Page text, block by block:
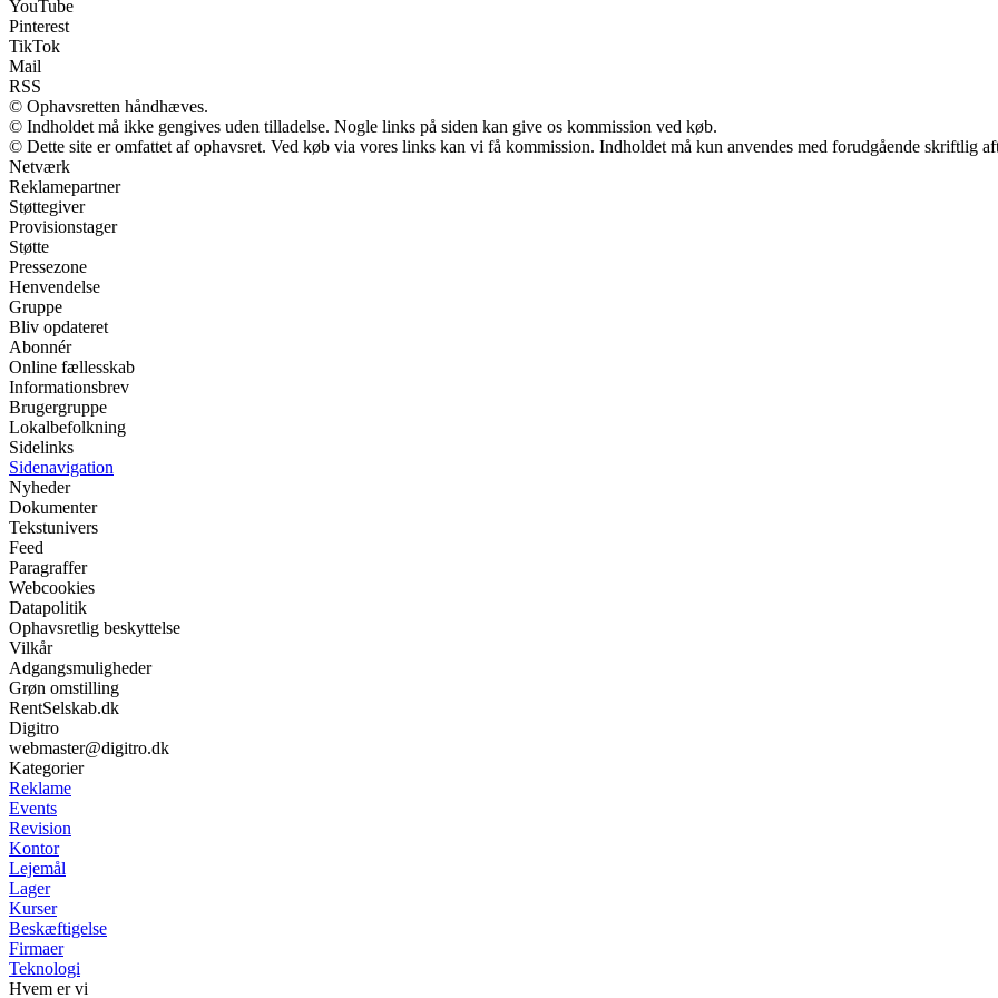
YouTube
Pinterest
TikTok
Mail
RSS
© Ophavsretten håndhæves.
© Indholdet må ikke gengives uden tilladelse. Nogle links på siden kan give os kommission ved køb.
© Dette site er omfattet af ophavsret. Ved køb via vores links kan vi få kommission. Indholdet må kun anvendes med forudgående skriftlig
Netværk
Reklamepartner
Støttegiver
Provisionstager
Støtte
Pressezone
Henvendelse
Gruppe
Bliv opdateret
Abonnér
Online fællesskab
Informationsbrev
Brugergruppe
Lokalbefolkning
Sidelinks
Sidenavigation
Nyheder
Dokumenter
Tekstunivers
Feed
Paragraffer
Webcookies
Datapolitik
Ophavsretlig beskyttelse
Vilkår
Adgangsmuligheder
Grøn omstilling
RentSelskab.dk
Digitro
webmaster@digitro.dk
Kategorier
Reklame
Events
Revision
Kontor
Lejemål
Lager
Kurser
Beskæftigelse
Firmaer
Teknologi
Hvem er vi